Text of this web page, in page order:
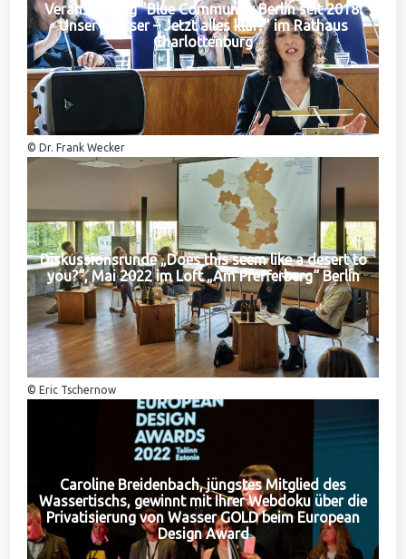
Veranstaltung "Blue Community Berlin seit 2018:
Unser Wasser – Jetzt alles klar?" im Rathaus
Charlottenburg
© Dr. Frank Wecker
Diskussionsrunde „Does this seem like a desert to
you?“, Mai 2022 im Loft „Am Pfefferberg“ Berlin
© Eric Tschernow
Caroline Breidenbach, jüngstes Mitglied des
Wassertischs, gewinnt mit Ihrer Webdoku über die
Privatisierung von Wasser GOLD beim European
Design Award